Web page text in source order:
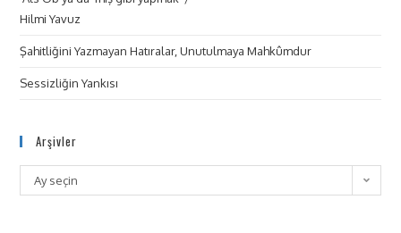
Hilmi Yavuz
Şahitliğini Yazmayan Hatıralar, Unutulmaya Mahkûmdur
Sessizliğin Yankısı
Arşivler
Ay seçin